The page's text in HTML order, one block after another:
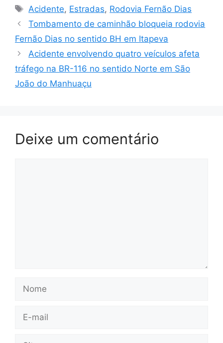
Tags
Acidente, Estradas, Rodovia Fernão Dias
Tombamento de caminhão bloqueia rodovia
Fernão Dias no sentido BH em Itapeva
Acidente envolvendo quatro veículos afeta
tráfego na BR-116 no sentido Norte em São
João do Manhuaçu
Deixe um comentário
Nome
Site